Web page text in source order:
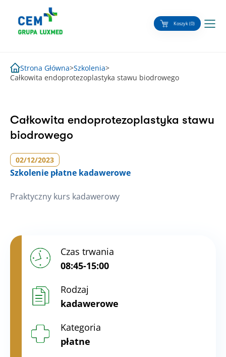
content
Koszyk (0)
Strona Główna>Szkolenia>
Całkowita endoprotezoplastyka stawu biodrowego
Całkowita endoprotezoplastyka stawu
biodrowego
02/12/2023
Szkolenie płatne kadawerowe
Praktyczny kurs kadawerowy
Czas trwania
08:45-15:00
Rodzaj
kadawerowe
Kategoria
płatne